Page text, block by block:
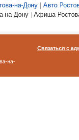
на-Дону
Авто
на-Дону Афиша
на-
Связаться с